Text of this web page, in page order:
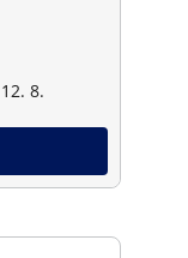
8.